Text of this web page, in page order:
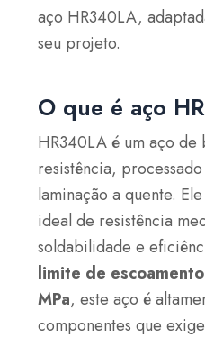
aço HR340LA,
seu projeto.
O que é aço
HR340LA é um aço de
resistência,
laminação a quente.
ideal de resistência
soldabilidade e
limite de
MPa, este aço é
componentes que